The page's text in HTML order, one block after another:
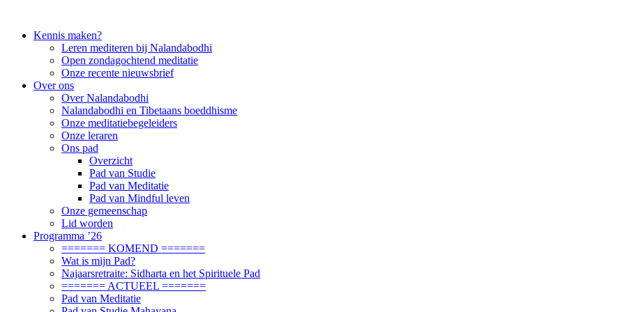
Kennis maken?
Leren mediteren bij Nalandabodhi
Open zondagochtend meditatie
Onze recente nieuwsbrief
Over ons
Over Nalandabodhi
Nalandabodhi en Tibetaans boeddhisme
Onze meditatiebegeleiders
Onze leraren
Ons pad
Overzicht
Pad van Studie
Pad van Meditatie
Pad van Mindful leven
Onze gemeenschap
Lid worden
Programma ’26
======= KOMEND =======
Wat is mijn Pad?
Najaarsretraite: Sidharta en het Spirituele Pad
======= ACTUEEL =======
Pad van Meditatie